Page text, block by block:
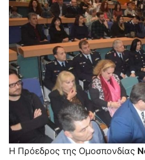
Η Πρόεδρος της Ομοσπονδίας